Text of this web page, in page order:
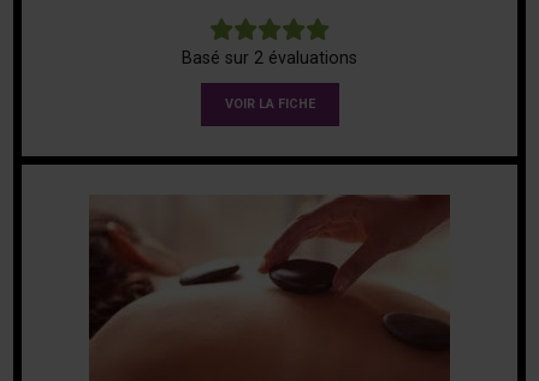
Basé sur 2 évaluations
VOIR LA FICHE